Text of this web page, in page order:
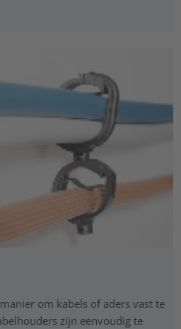
om kabels of aders vast te
zijn eenvoudig te